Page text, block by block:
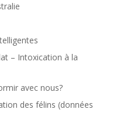
– Intoxication à la
avec nous?
des félins (données